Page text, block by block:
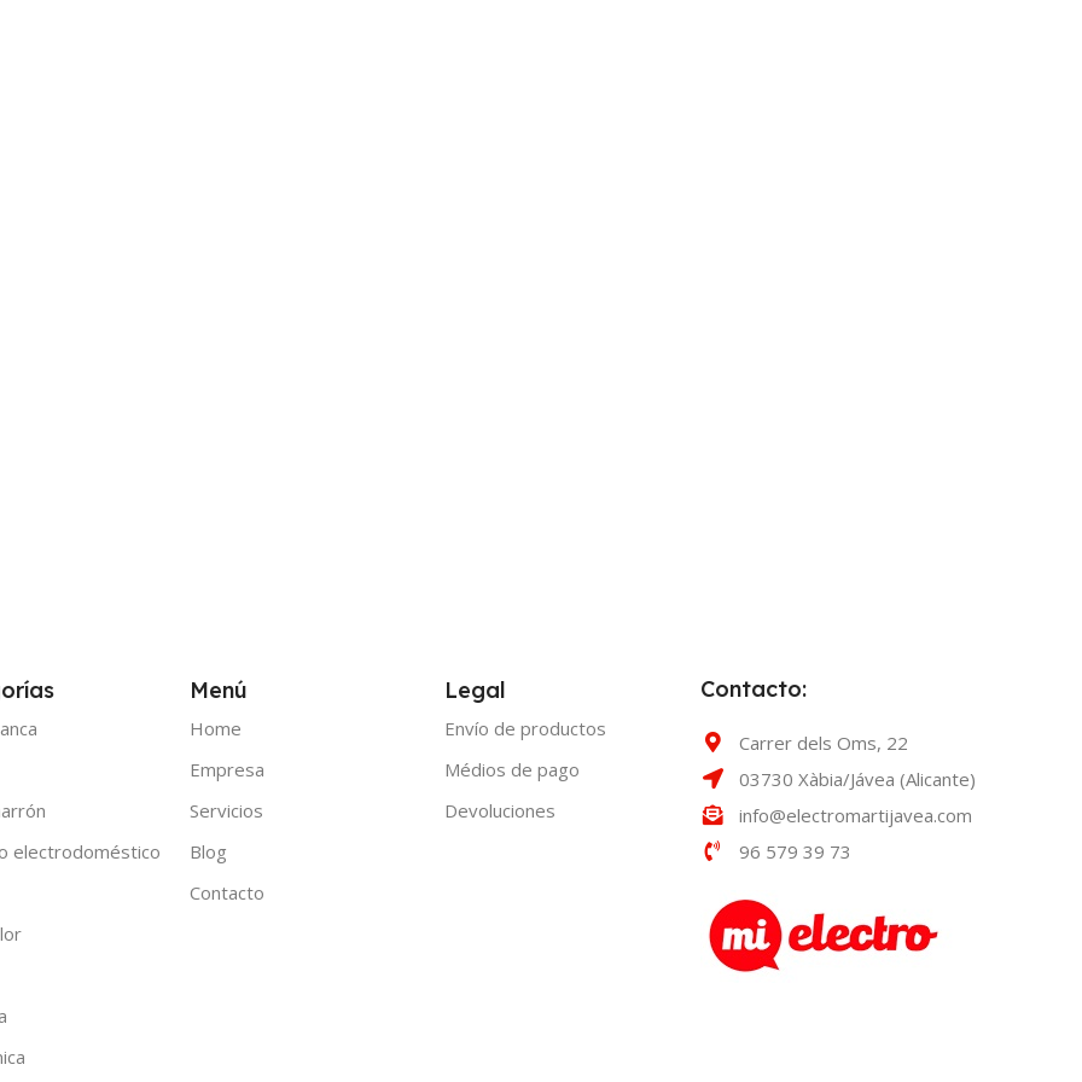
electrodoméstico
Menú
Home
Empresa
Servicios
Blog
Contacto
Legal
Envío de productos
Médios de pago
Devoluciones
Contacto:
Carrer dels Oms, 22
03730 Xàbia/Jávea (Alicante)
info@electromartijavea.com
96 579 39 73